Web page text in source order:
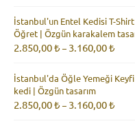
-
İstanbul'un Entel Kedisi T-Shirt
Öğret | Özgün karakalem
2.850,00₺ – 3.160,00₺
-
İstanbul'da Öğle Yemeği
kedi | Özgün tasarım
2.850,00₺ – 3.160,00₺